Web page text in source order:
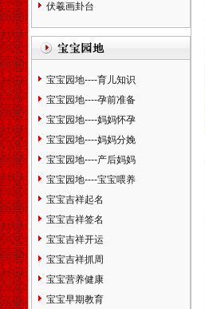
市莱州市招远市蓬莱市栖霞市
海阳市潍坊市青州市诸城市寿
光市安丘市高密市昌邑市济宁
市曲阜市兖州市邹城市泰安市
新泰市肥城市威海市乳山市文
登市荣成市日照市莱芜市临沂
市德州市乐陵市禹城市聊城市
临清市滨州市菏泽市河南省郑
州市巩义市新郑市新密市登封
市荥阳市开封市洛阳市偃师市
汝州市舞钢市安阳市林州市鹤
壁市新乡市卫辉市辉县市焦作
市沁阳市孟州市濮阳市许昌市
禹州市长葛市漯河市义马市灵
宝市南阳市邓州市商丘市永城
市信阳市周口市项城市济源市
三门峡市平顶山市驻马店市湖
北省武汉市黄石市大冶市十堰
市荆州市洪湖市石首市松滋市
伏羲画卦台
宝宝园地----育儿知识
宝宝园地----孕前准备
宝宝园地----妈妈怀孕
宝宝园地----妈妈分娩
宝宝园地----产后妈妈
宝宝园地----宝宝喂养
宝宝吉祥起名
宝宝吉祥签名
宝宝吉祥开运
宝宝吉祥抓周
宝宝营养健康
宝宝早期教育